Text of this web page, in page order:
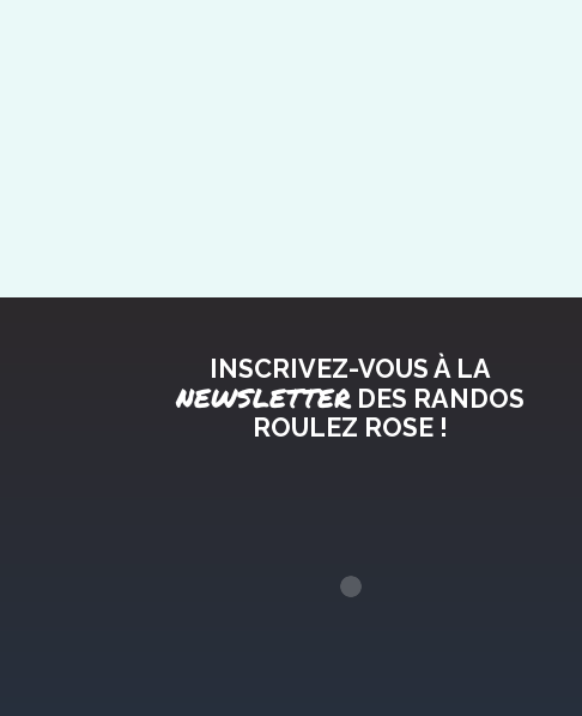
INSCRIVEZ-VOUS À LA
NEWSLETTERDES RANDOS
ROULEZ ROSE !